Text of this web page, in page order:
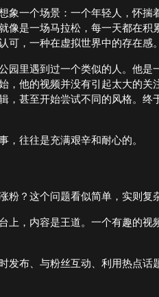
象一个场景：一个年轻人，怀揣
像是一场马拉松，每一天都在积
可，一种在虚拟世界中的存在感。
园里遇到过一个类似的人。他是
，他的视频并没有引起太大的关
，甚至开始尝试不同的风格。终
，往往是充满艰辛和耐心的。
粉？这个问题看似简单，实则复
上，内容是王道。一个有趣的视
发布、与粉丝互动、利用热点话